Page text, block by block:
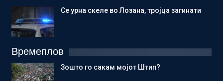
Се урна скеле во Лозана, тројца загинати
Времеплов
Зошто го сакам мојот Штип?